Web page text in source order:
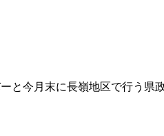
と今月末に長嶺地区で行う